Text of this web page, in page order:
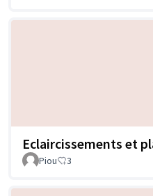
Eclaircissements et
Piou 3